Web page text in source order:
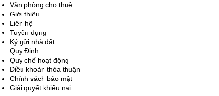
Văn phòng cho thuê
Giới thiệu
Liên hệ
Tuyển dụng
Ký gửi nhà đất
Quy Định
Quy chế hoạt động
Điều khoản thỏa thuận
Chính sách bảo mật
Giải quyết khiếu nại